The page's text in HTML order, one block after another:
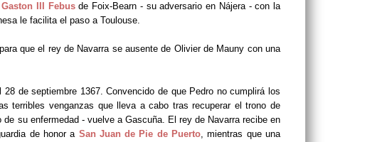
Gaston III Febus de Foix-Bearn - su adversario en Nájera - con la
le facilita el paso a Toulouse.
que el rey de Navarra se ausente de Olivier de Mauny con una
de septiembre 1367. Convencido de que Pedro no cumplirá los
terribles venganzas que lleva a cabo tras recuperar el trono de
su enfermedad - vuelve a Gascuña. El rey de Navarra recibe en
de honor a San Juan de Pie de Puerto, mientras que una